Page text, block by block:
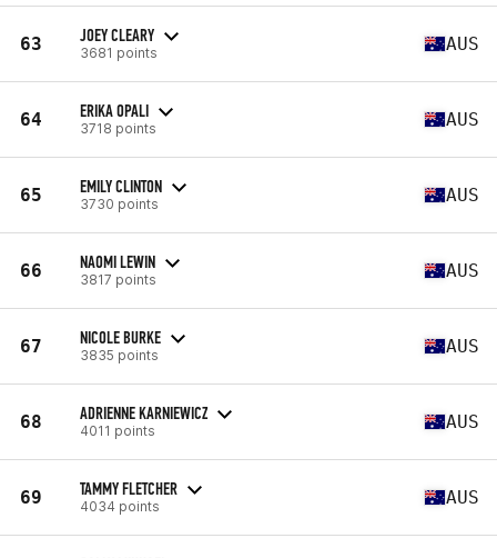
63 JOEY CLEARY
3681 points AUS
64 ERIKA OPALI
3718 points AUS
65 EMILY CLINTON
3730 points AUS
66 NAOMI LEWIN
3817 points AUS
67 NICOLE BURKE
3835 points AUS
68 ADRIENNE KARNIEWICZ
4011 points AUS
69 TAMMY FLETCHER
4034 points AUS